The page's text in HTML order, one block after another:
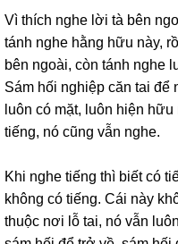
Vì thích nghe lời tà bên
tánh nghe hằng hữu này,
bên ngoài, còn tánh nghe
Sám hối nghiệp căn tai để
luôn có mặt, luôn hiện
tiếng, nó cũng vẫn nghe.
Khi nghe tiếng thì biết có
không có tiếng. Cái này
thuộc nơi lỗ tai, nó vẫn